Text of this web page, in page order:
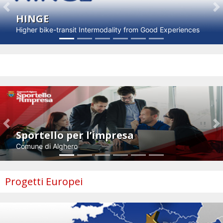
HINGE
Higher bike-transit Intermodality from Good Experiences
Previous
Sportello per l’impresa
Comune di Alghero
Previous
Progetti Europei